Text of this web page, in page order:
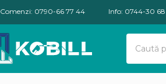
Comenzi: 0790-66 77 44 Info: 0744-30